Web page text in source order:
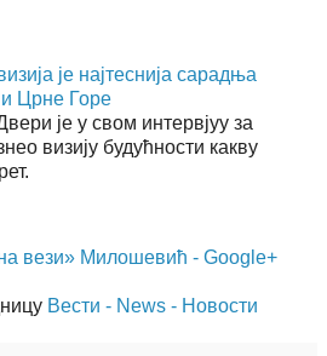
је најтеснија сарадња
Црне Горе
је у свом интервјуу за
визију будућности какву
вези» Милошевић - Google+
Вести - News - Новости